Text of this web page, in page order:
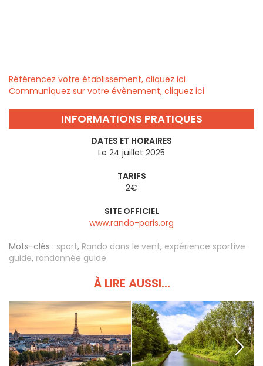
Référencez votre établissement, cliquez ici
Communiquez sur votre évènement, cliquez ici
INFORMATIONS PRATIQUES
DATES ET HORAIRES
Le 24 juillet 2025
TARIFS
2€
SITE OFFICIEL
www.rando-paris.org
Mots-clés : sport, Rando dans le vent, expérience sportive
guide, randonnée guide
À LIRE AUSSI...